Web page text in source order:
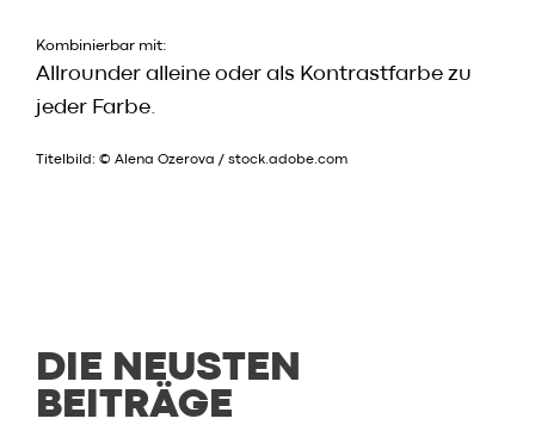
Kombinierbar mit:
Allrounder alleine oder als Kontrastfarbe zu
jeder Farbe.
Titelbild: © Alena Ozerova / stock.adobe.com
DIE NEUSTEN
BEITRÄGE